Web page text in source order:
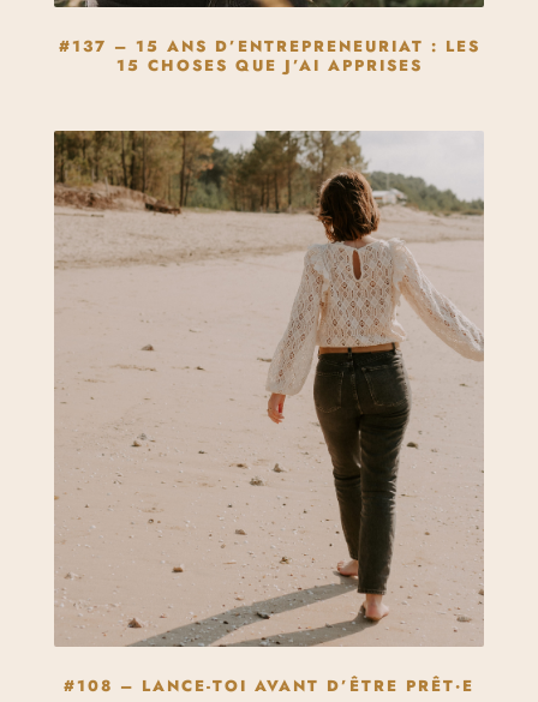
#137 – 15 ANS D’ENTREPRENEURIAT : LES
15 CHOSES QUE J’AI APPRISES
#108 – LANCE-TOI AVANT D’ÊTRE PRÊT·E